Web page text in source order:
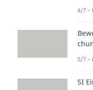
4/7 –
5/7 –
SI